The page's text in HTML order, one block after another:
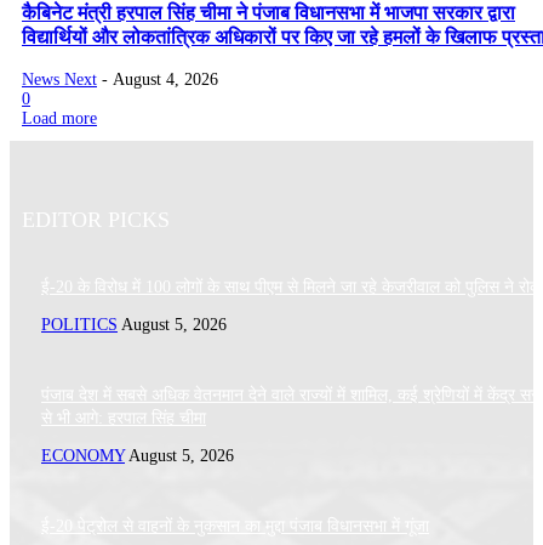
कैबिनेट मंत्री हरपाल सिंह चीमा ने पंजाब विधानसभा में भाजपा सरकार द्वारा
विद्यार्थियों और लोकतांत्रिक अधिकारों पर किए जा रहे हमलों के खिलाफ
News Next - August 4, 2026
0
Load more
EDITOR PICKS
ई-20 के विरोध में 100 लोगों के साथ पीएम से मिलने जा रहे केजरीवाल को पुलिस ने
POLITICS August 5, 2026
पंजाब देश में सबसे अधिक वेतनमान देने वाले राज्यों में शामिल, कई श्रेणियों में केंद्र
से भी आगे: हरपाल सिंह चीमा
ECONOMY August 5, 2026
ई-20 पेट्रोल से वाहनों के नुकसान का मुद्दा पंजाब विधानसभा में गूंजा